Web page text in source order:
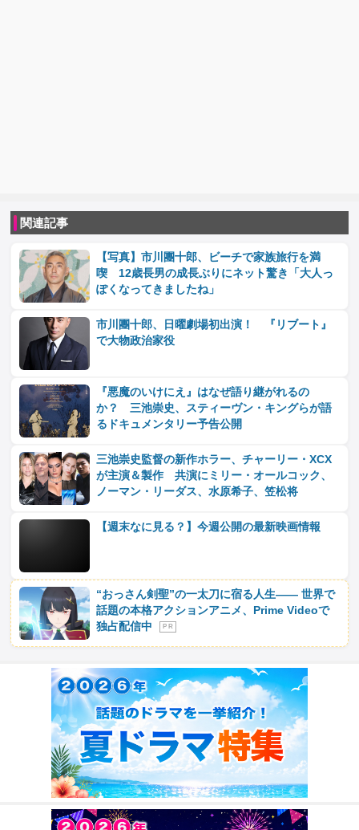
関連記事
【写真】市川團十郎、ビーチで家族旅行を満
喫 12歳長男の成長ぶりにネット驚き「大人っ
ぽくなってきましたね」
市川團十郎、日曜劇場初出演！ 『リブート』
で大物政治家役
『悪魔のいけにえ』はなぜ語り継がれるの
か？ 三池崇史、スティーヴン・キングらが語
るドキュメンタリー予告公開
三池崇史監督の新作ホラー、チャーリー・XCX
が主演＆製作 共演にミリー・オールコック、
ノーマン・リーダス、水原希子、笠松将
【週末なに見る？】今週公開の最新映画情報
“おっさん剣聖”の一太刀に宿る人生―― 世界で
話題の本格アクションアニメ、Prime Videoで
独占配信中
P R